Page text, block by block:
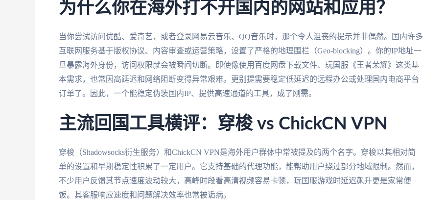
为什么你在海外打不开国内的网站和应用？
当你尝试访问优酷、爱奇艺，或者登录网易云音乐、QQ音乐时，那个令人沮丧的提示并非偶然。国内许多
互联网服务基于版权协议、内容审查或运营策略，设置了严格的地理围栏（Geo-blocking）。你的IP地址一
旦暴露海外身份，访问权限就会被瞬间切断。即使像使用百度网盘下载文件、玩国服《王者荣耀》这类基
本需求，也常因高延迟和网络阻断变得异常艰难。更别提需要稳定低延迟的远程办公或处理国内电商平台
订单了。因此，一个能稳定伪装国内IP、提供高速通道的工具，成了刚需。
主流回国工具横评：穿梭 vs ChickCN VPN
穿梭（Shadowsocks衍生服务）和ChickCN VPN是海外用户群体中常被提及的两个名字。穿梭以其相对简
单的设置和早期稳定性积累了一定用户。它支持基础的代理功能，能帮助用户绕过部分地域限制。然而，
不少用户反馈其节点速度波动较大，高峰时段看高清视频容易卡顿，玩国服游戏时延迟飙升更是家常便
饭。其客服响应速度和问题解决效率也常被诟病。